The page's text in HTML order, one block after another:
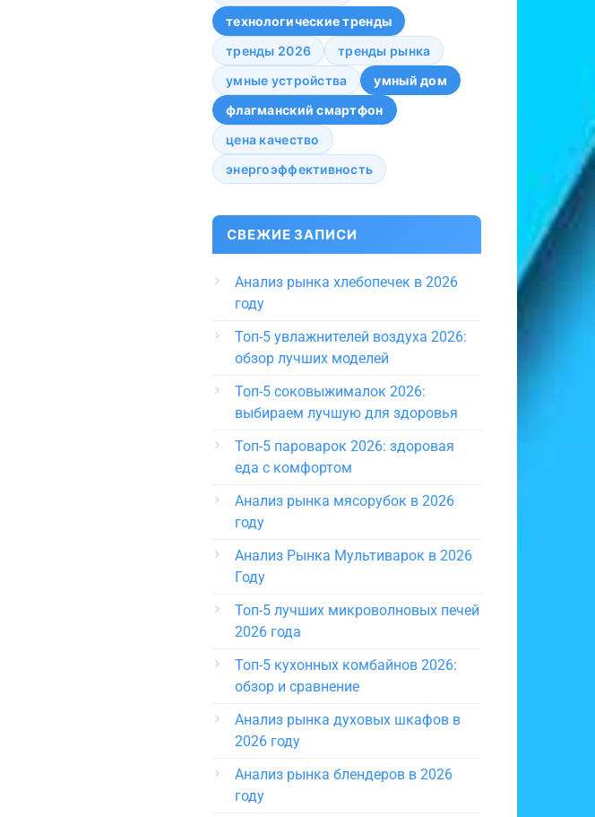
технологические тренды
тренды 2026
тренды рынка
умные устройства
умный дом
флагманский смартфон
цена качество
энергоэффективность
СВЕЖИЕ ЗАПИСИ
Анализ рынка хлебопечек в 2026
году
Топ-5 увлажнителей воздуха 2026:
обзор лучших моделей
Топ-5 соковыжималок 2026:
выбираем лучшую для здоровья
Топ-5 пароварок 2026: здоровая
еда с комфортом
Анализ рынка мясорубок в 2026
году
Анализ Рынка Мультиварок в 2026
Году
Топ-5 лучших микроволновых печей
2026 года
Топ-5 кухонных комбайнов 2026:
обзор и сравнение
Анализ рынка духовых шкафов в
2026 году
Анализ рынка блендеров в 2026
году